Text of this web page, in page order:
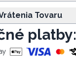
Tovaru
platby: